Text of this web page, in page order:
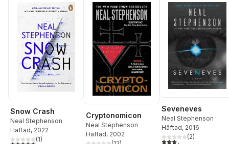
Snow Crash
Neal Stephenson
Häftad, 2022
(1)
Cryptonomicon
Neal Stephenson
Häftad, 2002
Seveneves
Neal Stephenson
Häftad, 2016
3,0utav 5 stjärnor.
(2)